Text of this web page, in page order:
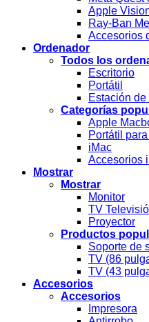
Apple
Ray-Ban
Accesorios
Ordenador
Todos los
Escritorio
Portátil
Estación
Categorías
Apple
Portátil
iMac
Accesorios
Mostrar
Mostrar
Monitor
TV
Proyector
Productos
Soporte de
TV (86
TV (43
Accesorios
Accesorios
Impresora